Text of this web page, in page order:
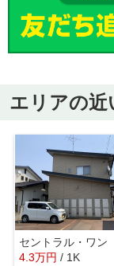
エリアの近
セントラル・ワン
4.3万円 / 1K